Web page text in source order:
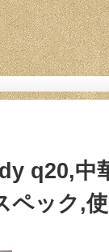
q20,中
ペック,